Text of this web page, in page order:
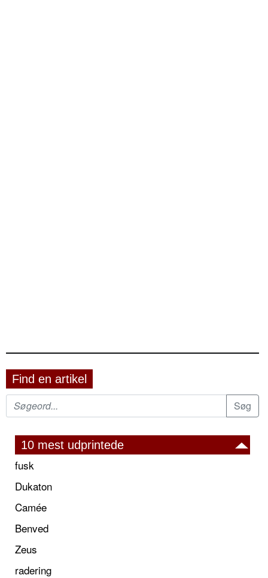
Find en artikel
10 mest udprintede
fusk
Dukaton
Camée
Benved
Zeus
radering